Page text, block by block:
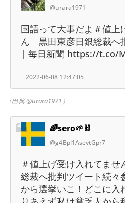
@urara1971
国語って大事だよ＃値上
ん 黒田東彦日銀総裁へ
| 毎日新聞 https://t.co/
2022-06-08 12:47:05
（出典 @urara1971）
🌈sero🌱🐰
@g4Bpl1AsevtGpr7
＃値上げ受け入れてま
総裁へ批判ツイート続々
から選挙いこ！どこに入